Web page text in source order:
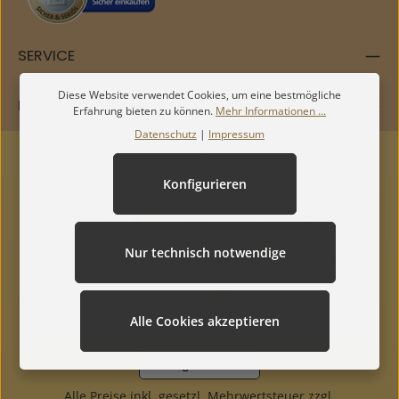
SERVICE
INFORMATIONEN
Alle Preise inkl. gesetzl. Mehrwertsteuer zzgl.
Diese Website verwendet Cookies, um eine bestmögliche
Erfahrung bieten zu können. Mehr Informationen ...
Datenschutz | Impressum
Nur technisch notwendige
Konfigurieren
Alle Cookies akzeptieren